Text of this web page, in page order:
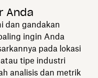
Anda
dan gandakan
ingin Anda
pada lokasi
tipe industri
analisis dan metrik